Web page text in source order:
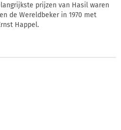
prijzen van Hasil waren
de Wereldbeker in 1970 met
Happel.